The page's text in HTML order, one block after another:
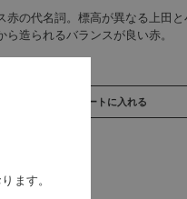
赤の代名詞。標高が異なる上田と
ら造られるバランスが良い赤。
買い物かごへ入れる
ます。